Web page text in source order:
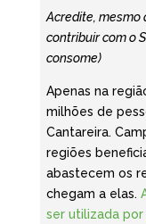
Acredite, mesmo
contribuir com o
consome)
Apenas na
milhões de
Cantareira.
regiões
abastecem os
chegam a elas.
ser utilizada